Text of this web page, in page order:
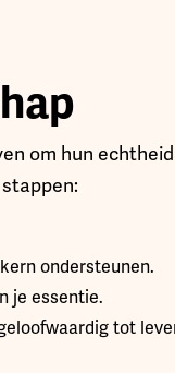
om hun
ondersteunen.
je essentie.
tot